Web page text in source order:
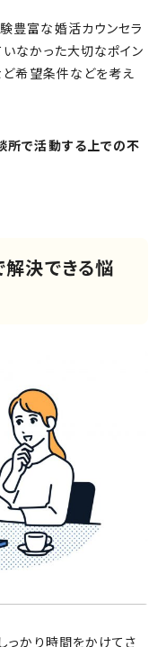
豊富な婚活カウンセラ
いなかった大切なポイン
ど希望条件などを考え
所で活動する上での不
決できる悩
っかり時間をかけてさ